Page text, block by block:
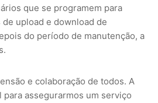
que se programem para
upload e download de
do período de manutenção, a
e colaboração de todos. A
para assegurarmos um serviço